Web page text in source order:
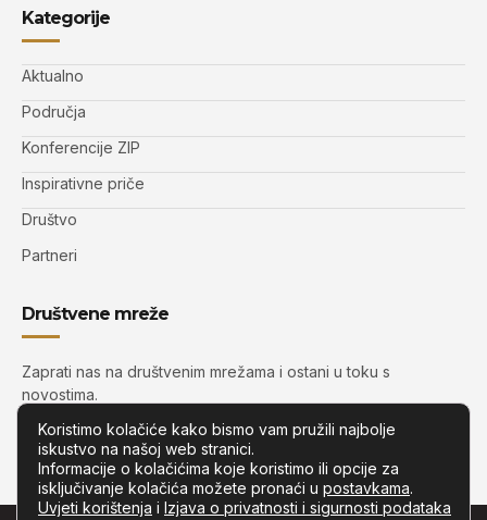
Kategorije
Aktualno
Područja
Konferencije ZIP
Inspirativne priče
Društvo
Partneri
Društvene mreže
Zaprati nas na društvenim mrežama i ostani u toku s
novostima.
Koristimo kolačiće kako bismo vam pružili najbolje
iskustvo na našoj web stranici.
Informacije o kolačićima koje koristimo ili opcije za
isključivanje kolačića možete pronaći u postavkama.
Uvjeti korištenja i Izjava o privatnosti i sigurnosti podataka